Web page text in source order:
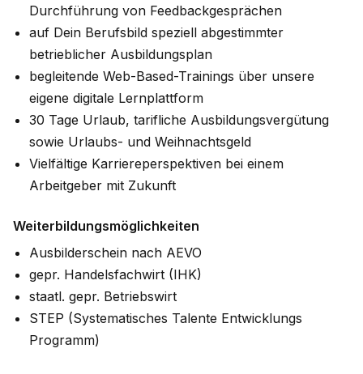
Durchführung von Feedbackgesprächen
auf Dein Berufsbild speziell abgestimmter
betrieblicher Ausbildungsplan
begleitende Web-Based-Trainings über unsere
eigene digitale Lernplattform
30 Tage Urlaub, tarifliche Ausbildungsvergütung
sowie Urlaubs- und Weihnachtsgeld
Vielfältige Karriereperspektiven bei einem
Arbeitgeber mit Zukunft
Weiterbildungsmöglichkeiten
Ausbilderschein nach AEVO
gepr. Handelsfachwirt (IHK)
staatl. gepr. Betriebswirt
STEP (Systematisches Talente Entwicklungs
Programm)